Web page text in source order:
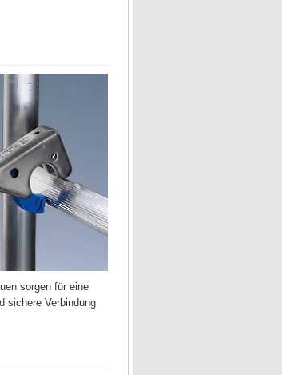
sorgen für eine
sichere Verbindung